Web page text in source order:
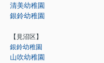
清美幼稚園
銀鈴幼稚園
【見沼区】
銀鈴幼稚園
山吹幼稚園